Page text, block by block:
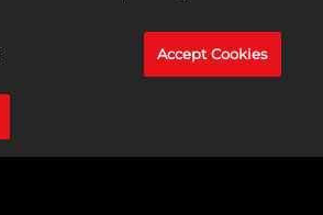
Accept Cookies